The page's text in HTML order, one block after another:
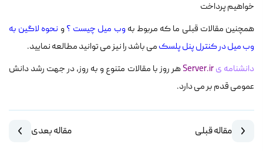
خواهیم پرداخت
همچنین مقالات قبلی ما که مربوط بهوب میل چیست ؟و نحوه لاگین به
وب میل در کنترل پنل پلسکمی باشد را نیز می توانید مطالعه نمایید.
دانشنامه یServer.irهر روز با مقالات متنوع و به روز، در جهت رشد دانش
عمومی قدم بر می دارد.
مقاله قبلی مقاله بعدی